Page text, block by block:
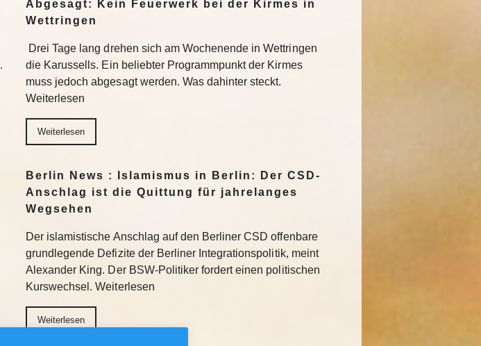
Abgesagt: Kein Feuerwerk bei der Kirmes in
Wettringen
Drei Tage lang drehen sich am Wochenende in Wettringen
die Karussells. Ein beliebter Programmpunkt der Kirmes
muss jedoch abgesagt werden. Was dahinter steckt.
Weiterlesen
Weiterlesen
Berlin News : Islamismus in Berlin: Der CSD-
Anschlag ist die Quittung für jahrelanges
Wegsehen
Der islamistische Anschlag auf den Berliner CSD offenbare
grundlegende Defizite der Berliner Integrationspolitik, meint
Alexander King. Der BSW-Politiker fordert einen politischen
Kurswechsel. Weiterlesen
Weiterlesen